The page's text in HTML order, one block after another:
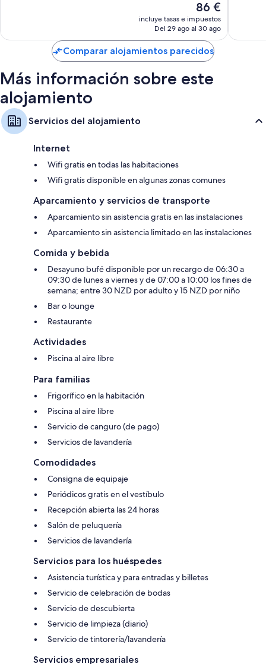
El
precio
actual
de
86 €
86 €
incluye tasas e impuestos
Del 29 ago al 30 ago
Comparar alojamientos parecidos
Más información sobre este
alojamiento
Servicios del alojamiento
Internet
Wifi gratis en todas las habitaciones
Wifi gratis disponible en algunas zonas comunes
Aparcamiento y servicios de transporte
Aparcamiento sin asistencia gratis en las instalaciones
Aparcamiento sin asistencia limitado en las instalaciones
Comida y bebida
Desayuno bufé disponible por un recargo de 06:30 a
09:30 de lunes a viernes y de 07:00 a 10:00 los fines de
semana; entre 30 NZD por adulto y 15 NZD por niño
Bar o lounge
Restaurante
Actividades
Piscina al aire libre
Para familias
Frigorífico en la habitación
Piscina al aire libre
Servicio de canguro (de pago)
Servicios de lavandería
Comodidades
Consigna de equipaje
Periódicos gratis en el vestíbulo
Recepción abierta las 24 horas
Salón de peluquería
Servicios de lavandería
Servicios para los huéspedes
Asistencia turística y para entradas y billetes
Servicio de celebración de bodas
Servicio de descubierta
Servicio de limpieza (diario)
Servicio de tintorería/lavandería
Servicios empresariales